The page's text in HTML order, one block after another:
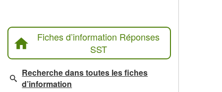
Fiches d’information Réponses
SST
Recherche dans toutes les fiches
d’information